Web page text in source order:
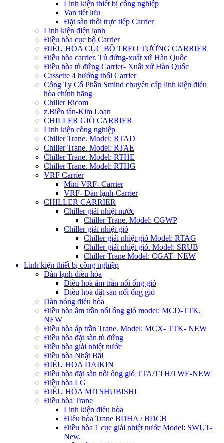
Linh kiện thiết bị công nghiệp
Van tiết lưu
Đặt sàn thổi trực tiếp Carrier
Linh kiện điện lạnh
Điều hòa cục bộ Carrier
ĐIỀU HÒA CỤC BỘ TREO TƯỜNG CARRIER
Điều hòa carrier. Tủ đứng-xuất xứ Hàn Quốc
Điều hòa tủ đứng Carrier- Xuất xứ Hàn Quốc
Cassette 4 hướng thổi Carrier
Công Ty Cổ Phần Smind chuyên cấp linh kiện điều
hòa chính hãng
Chiller Ricom
z.Biến tần-Kim Loan
CHILLER GIÓ CARRIER
Linh kiện công nghiệp
Chiller Trane. Model: RTAD
Chiller Trane. Model: RTAE
Chiller Trane. Model: RTHE
Chiller Trane. Model: RTHG
VRF Carrier
Mini VRF- Carrier
VRF- Dàn lạnh-Carrier
CHILLER CARRIER
Chiller giải nhiệt nước
Chiller Trane. Model: CGWP
Chiller giải nhiệt gió
Chiller giải nhiệt gió Model: RTAG
Chiller giải nhiệt gió. Model: SRUB
Chiller Trane Model: CGAT- NEW
Linh kiện thiết bị công nghiệp
Dàn lạnh điều hòa
Điều hoà âm trần nối ống gió
Điều hoà đặt sàn nối ống gió
Dàn nóng điều hòa
Điều hòa âm trần nối ống gió model: MCD-TTK.
NEW
Điều hòa áp trần Trane. Model: MCX- TTK- NEW
Điều hòa đặt sàn tủ đứng
Điều hòa giải nhiệt nước
Điều hòa Nhật Bãi
ĐIÊU HOA DAIKIN
Điều hòa đặt sàn nối ống gió TTA/TTH/TWE-NEW
Điều hòa LG
ĐIỀU HÒA MITSHUBISHI
Điều hòa Trane
Linh kiện điều hòa
ĐIều hòa Trane BDHA / BDCB
Điều hòa 1 cục giải nhiệt nước Model: SWUT-
New.